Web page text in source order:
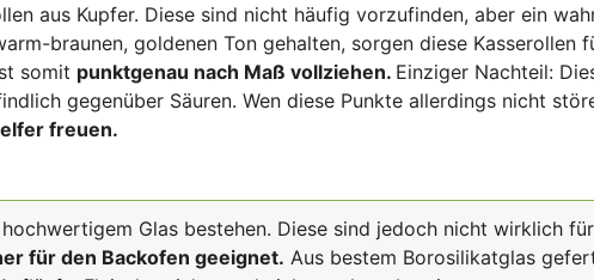
aus Kupfer. Diese sind nicht häufig vorzufinden, aber ein
braunen, goldenen Ton gehalten, sorgen diese Kasserollen
somit punktgenau nach Maß vollziehen. Einziger Nachteil:
gegenüber Säuren. Wen diese Punkte allerdings nicht
freuen.
Glas bestehen. Diese sind jedoch nicht wirklich für
für den Backofen geeignet. Aus bestem Borosilikatglas